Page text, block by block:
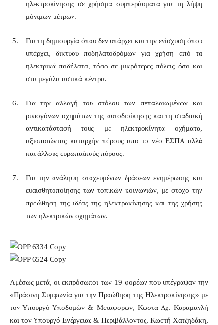
ηλεκτροκίνησης σε χρήσιμα συμπεράσματα για τη λήψη
μόνιμων μέτρων.
Για τη δημιουργία όπου δεν υπάρχει και την ενίσχυση όπου
υπάρχει, δικτύου ποδηλατοδρόμων για χρήση από τα
ηλεκτρικά ποδήλατα, τόσο σε μικρότερες πόλεις όσο και
στα μεγάλα αστικά κέντρα.
Για την αλλαγή του στόλου των πεπαλαιωμένων και
ρυπογόνων οχημάτων της αυτοδιοίκησης και τη σταδιακή
αντικατάστασή τους με ηλεκτροκίνητα οχήματα,
αξιοποιώντας καταρχήν πόρους απο το νέο ΕΣΠΑ αλλά
και άλλους ευρωπαϊκούς πόρους.
Για την ανάληψη στοχευμένων δράσεων ενημέρωσης και
ευαισθητοποίησης των τοπικών κοινωνιών, με στόχο την
προώθηση της ιδέας της ηλεκτροκίνησης και της χρήσης
των ηλεκτρικών οχημάτων.
Αμέσως μετά, οι εκπρόσωποι των 19 φορέων που υπέγραψαν την
«Πράσινη Συμφωνία για την Προώθηση της Ηλεκτροκίνησης» με
τον Υπουργό Υποδομών & Μεταφορών, Κώστα Αχ. Καραμανλή
και τον Υπουργό Ενέργειας & Περιβάλλοντος, Κωστή Χατζηδάκη,